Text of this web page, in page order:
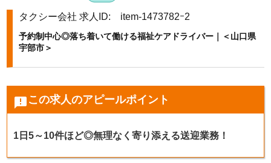
タクシー会社 求人ID: item-1473782ｰ2
予約制中心◎落ち着いて働ける福祉ケアドライバー｜＜山口県
宇部市＞
announcement この求人のアピールポイント
1日5～10件ほど◎無理なく寄り添える送迎業務！